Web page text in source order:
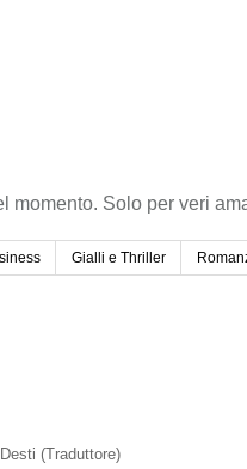
momento. Solo per veri
Gialli e Thriller
Desti (Traduttore)